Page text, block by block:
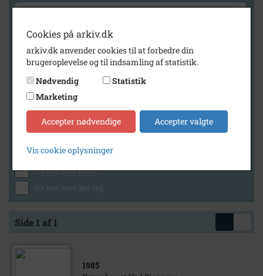
Geografi
Generelt
Vis kun med billeder
Vis kun med lydklip
Vis kun med kilder
Vis kun med geo-tag
Side 1 af 1
1985
Cookies på arkiv.dk
arkiv.dk anvender cookies til at forbedre din
brugeroplevelse og til indsamling af statistik.
Nødvendig
Statistik
Marketing
Accepter nødvendige Accepter valgte
Vis cookie oplysninger